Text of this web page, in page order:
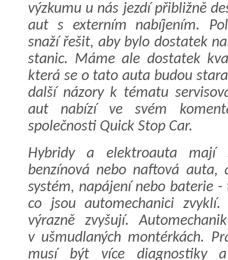
výzkumu u nás jezdí přibližně
aut s externím nabíjením.
snaží řešit, aby bylo dostatek
stanic. Máme ale dostatek
která se o tato auta budou
další názory k tématu
aut nabízí ve svém
společnosti Quick Stop Car.
Hybridy a elektroauta mají
benzínová nebo naftová auta,
systém, napájení nebo baterie
co jsou automechanici
výrazně zvyšují.
v ušmudlaných montérkách.
musí být více diagnostiky